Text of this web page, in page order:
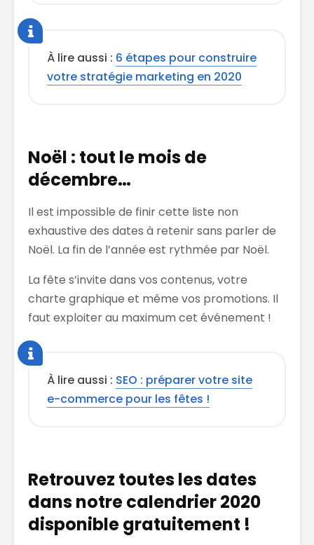
À lire aussi : 6 étapes pour construire
votre stratégie marketing en 2020
Noël : tout le mois de
décembre…
Il est impossible de finir cette liste non
exhaustive des dates à retenir sans parler de
Noël. La fin de l’année est rythmée par Noël.
La fête s’invite dans vos contenus, votre
charte graphique et même vos promotions. Il
faut exploiter au maximum cet événement !
À lire aussi : SEO : préparer votre site
e-commerce pour les fêtes !
Retrouvez toutes les dates
dans notre calendrier 2020
disponible gratuitement !